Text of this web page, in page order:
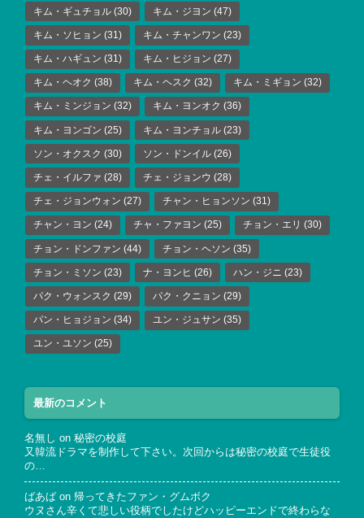
キム・ギュチョル (30) キム・ジヨン (47)
キム・ソヒョン (31) キム・チャンワン (23)
キム・ハギュン (31) キム・ヒジョン (27)
キム・ヘオク (38) キム・ヘスク (32) キム・ミギョン (32)
キム・ミンジョン (32) キム・ヨンオク (36)
キム・ヨンゴン (25) キム・ヨンチョル (23)
ソン・オクスク (30) ソン・ドンイル (26)
チェ・イルファ (28) チェ・ジョンウ (28)
チェ・ジョンウォン (27) チャン・ヒョンソン (31)
チャン・ヨン (24) チャ・ファヨン (25) チョン・エリ (30)
チョン・ドンファン (44) チョン・ヘソン (35)
チョン・ミソン (23) ナ・ヨンヒ (26) ハン・ジニ (23)
パク・ウォンスク (29) パク・クニョン (29)
パン・ヒョジョン (34) ユン・ジュサン (35)
ユン・ユソン (25)
最新のコメント
名無し on 秘密の校庭
又韓流ドラマを制作して下さい。次回からは秘密の校庭で生徒役
の…
ばあば on 帰ってきたファン・グムボク
ウヌさん辛くて悲しい役柄でしたけどハッピーエンドで終わらな